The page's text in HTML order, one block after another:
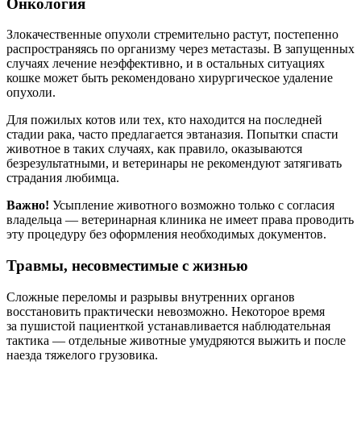
Злокачественные опухоли стремительно растут, постепенно
распространяясь по организму через метастазы. В запущенных
случаях лечение неэффективно, и в остальных ситуациях
кошке может быть рекомендовано хирургическое удаление
опухоли.
Для пожилых котов или тех, кто находится на последней
стадии рака, часто предлагается эвтаназия. Попытки спасти
животное в таких случаях, как правило, оказываются
безрезультатными, и ветеринары не рекомендуют затягивать
страдания любимца.
Важно! Усыпление животного возможно только с согласия
владельца — ветеринарная клиника не имеет права проводить
эту процедуру без оформления необходимых документов.
Травмы, несовместимые с жизнью
Сложные переломы и разрывы внутренних органов
восстановить практически невозможно. Некоторое время
за пушистой пациенткой устанавливается наблюдательная
тактика — отдельные животные умудряются выжить и после
наезда тяжелого грузовика.